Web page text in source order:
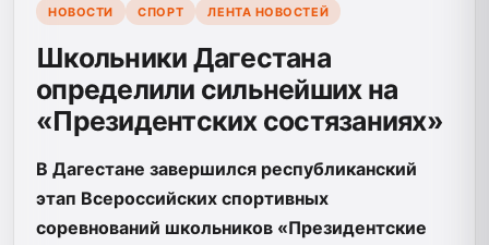
НОВОСТИ СПОРТ ЛЕНТА НОВОСТЕЙ
Школьники Дагестана
определили сильнейших на
«Президентских состязаниях»
В Дагестане завершился республиканский
этап Всероссийских спортивных
соревнований школьников «Президентские